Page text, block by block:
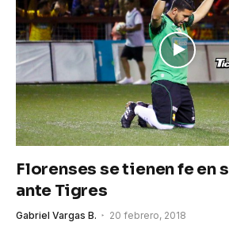
Florenses se tienen fe en
ante Tigres
Gabriel Vargas B. 20 febrero, 2018